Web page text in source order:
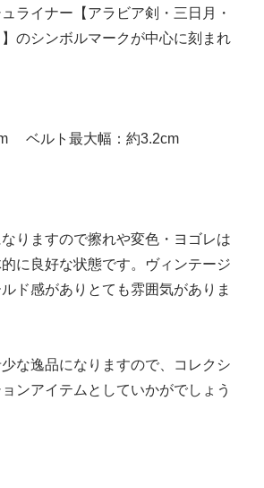
ライナー【アラビア剣・三日月・
のシンボルマークが中心に刻まれ
ベルト最大幅：約3.2cm
りますので擦れや変色・ヨゴレは
に良好な状態です。ヴィンテージ
ド感がありとても雰囲気がありま
な逸品になりますので、コレクシ
ンアイテムとしていかがでしょう